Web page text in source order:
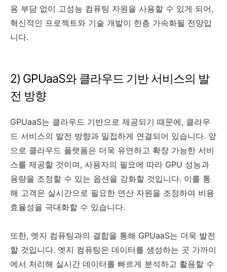
용 부담 없이 고성능 컴퓨팅 자원을 사용할 수 있게 되어,
혁신적인 프로젝트와 기술 개발이 한층 가속화될 전망입
니다.
2) GPUaaS와 클라우드 기반 서비스의 발
전 방향
GPUaaS는 클라우드 기반으로 제공되기 때문에, 클라우
드 서비스의 발전 방향과 밀접하게 연결되어 있습니다. 앞
으로 클라우드 플랫폼은 더욱 유연하고 확장 가능한 서비
스를 제공할 것이며, 사용자의 필요에 따라 GPU 성능과
용량을 조정할 수 있는 옵션을 강화할 것입니다. 이를 통
해 고객은 실시간으로 필요한 연산 자원을 조정하여 비용
효율성을 극대화할 수 있습니다.
또한, 엣지 컴퓨팅과의 결합을 통해 GPUaaS는 더욱 발전
할 것입니다. 엣지 컴퓨팅은 데이터를 생성하는 곳 가까이
에서 처리해 실시간 데이터를 빠르게 분석하고 활용할 수